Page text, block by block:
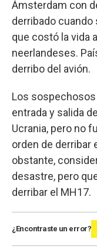
Ámsterdam con
derribado cuando
que costó la vida
neerlandeses.
derribo del avión.
Los
entrada y salida
Ucrania, pero no
orden de derribar
obstante,
desastre, pero
derribar el MH17.
¿Encontraste un error?